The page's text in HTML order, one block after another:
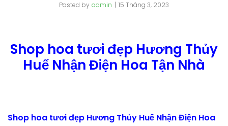
Posted by admin 15 Tháng 3, 2023
Shop hoa tươi đẹp Hương Thủy
Huế Nhận Điện Hoa Tận Nhà
Shop hoa tươi đẹp Hương Thủy Huế Nhận Điện Hoa